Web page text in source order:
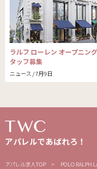
ニュース / 7月9日
ラルフ ローレン オープニン
タッフ募集
アパレルであばれろ！
アパレル求人TOP POLO RALPH